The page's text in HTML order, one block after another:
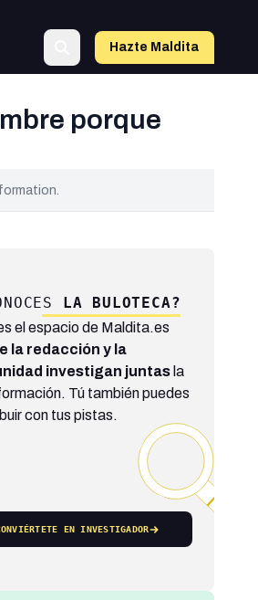
Hazte Maldita
porque
LA BULOTECA?
el espacio de Maldita.es
la redacción y la
investigan juntasla
Tú también puedes
con tus pistas.
EN INVESTIGADOR